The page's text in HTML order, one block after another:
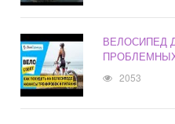
ВЕЛОСИПЕД
2053